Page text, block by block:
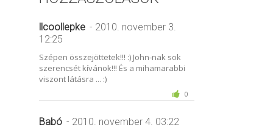
llcoollepke - 2010. november 3.
12:25
Szépen összejöttetek!!! :) John-nak sok
szerencsét kívánok!!! És a mihamarabbi
viszont látásra ... :)
0
Babó - 2010. november 4. 03:22